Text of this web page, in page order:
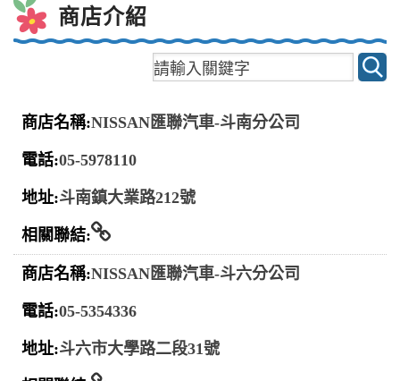
商店介紹
NISSAN匯聯汽車-斗南分公司
05-5978110
斗南鎮大業路212號
相關連結
NISSAN匯聯汽車-斗六分公司
05-5354336
斗六市大學路二段31號